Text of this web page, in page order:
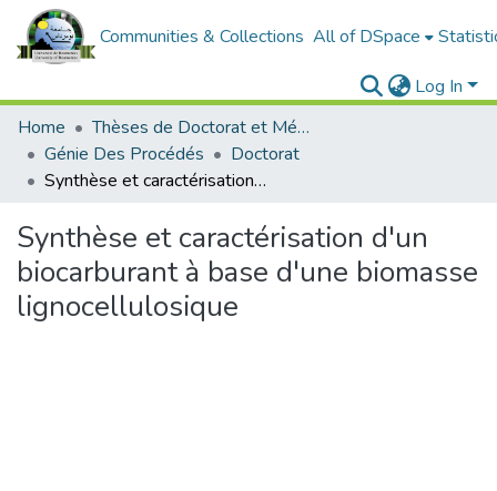
Communities & Collections All of DSpace
Log In
Home
Thèses de Doctorat et Mémoires de Magister
Génie Des Procédés
Doctorat
Synthèse et caractérisation d'un biocarburant à base d'une biomasse lignocellulosique
Synthèse et caractérisation d'un
biocarburant à base d'une biomasse
lignocellulosique